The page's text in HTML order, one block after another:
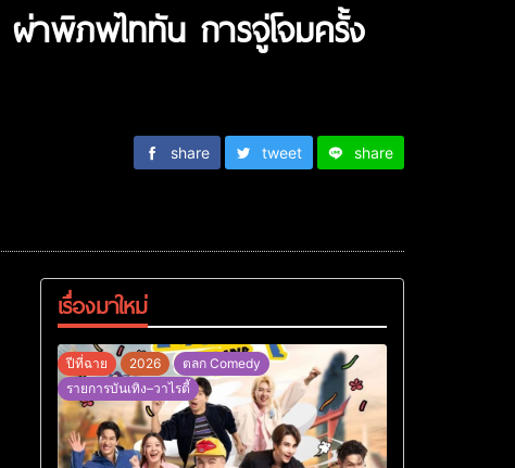
าพิภพไททัน การจู่โจมครั้ง
share tweet share
เรื่องมาใหม่
ปีที่ฉาย 2026
ตลก Comedy
รายการบันเทิง–วาไรตี้